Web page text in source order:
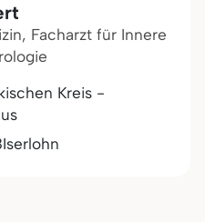
Facharzt für Innere
Kreis -
Iserlohn